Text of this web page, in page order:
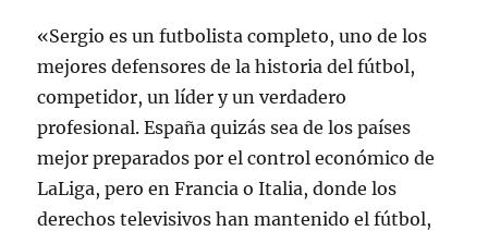
«Sergio es un futbolista completo, uno de los
mejores defensores de la historia del fútbol,
competidor, un líder y un verdadero
profesional. España quizás sea de los países
mejor preparados por el control económico de
LaLiga, pero en Francia o Italia, donde los
derechos televisivos han mantenido el fútbol,